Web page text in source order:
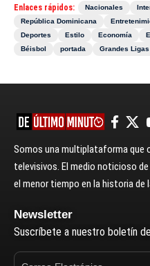
Enlaces rápidos: Nacionales
República Dominicana
Deportes
Estilo Economía
Béisbol
portada Grandes Ligas
Somos una multiplataforma
televisivos. El medio noticioso
el menor tiempo en la historia de
Newsletter
Suscríbete a nuestro boletín